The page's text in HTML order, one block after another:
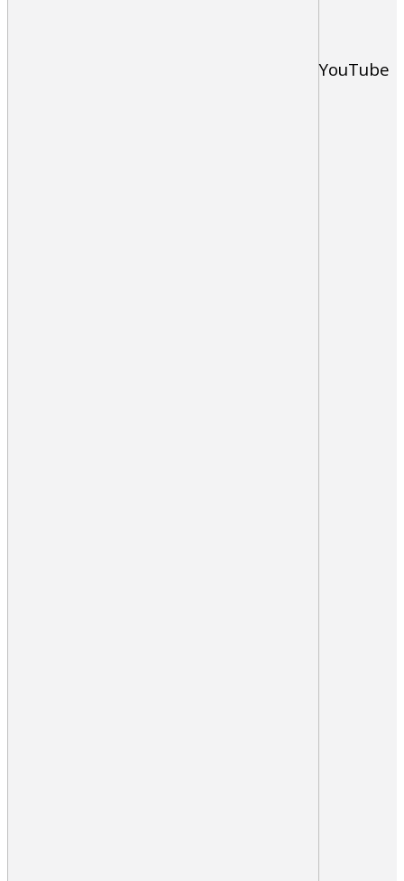
YouTube